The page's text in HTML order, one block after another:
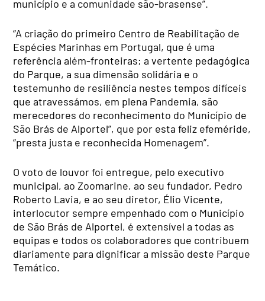
município e a comunidade são-brasense”.
“A criação do primeiro Centro de Reabilitação de
Espécies Marinhas em Portugal, que é uma
referência além-fronteiras; a vertente pedagógica
do Parque, a sua dimensão solidária e o
testemunho de resiliência nestes tempos difíceis
que atravessámos, em plena Pandemia, são
merecedores do reconhecimento do Município de
São Brás de Alportel”, que por esta feliz efeméride,
“presta justa e reconhecida Homenagem”.
O voto de louvor foi entregue, pelo executivo
municipal, ao Zoomarine, ao seu fundador, Pedro
Roberto Lavia, e ao seu diretor, Élio Vicente,
interlocutor sempre empenhado com o Município
de São Brás de Alportel, é extensível a todas as
equipas e todos os colaboradores que contribuem
diariamente para dignificar a missão deste Parque
Temático.